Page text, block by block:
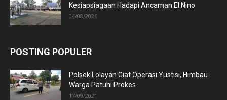
Kesiapsiagaan Hadapi Ancaman El Nino
04/08/2026
POSTING POPULER
Polsek Lolayan Giat Operasi Yustisi, Himbau
Warga Patuhi Prokes
17/09/2021